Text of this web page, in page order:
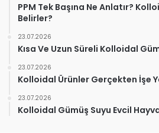
PPM Tek Başına Ne Anlatır?
Belirler?
23.07.2026
Kısa Ve Uzun Süreli Kolloidal
23.07.2026
Kolloidal Ürünler Gerçekten İşe
23.07.2026
Kolloidal Gümüş Suyu Evcil